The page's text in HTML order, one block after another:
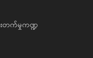
းတက်မှုကဏ္ဍ